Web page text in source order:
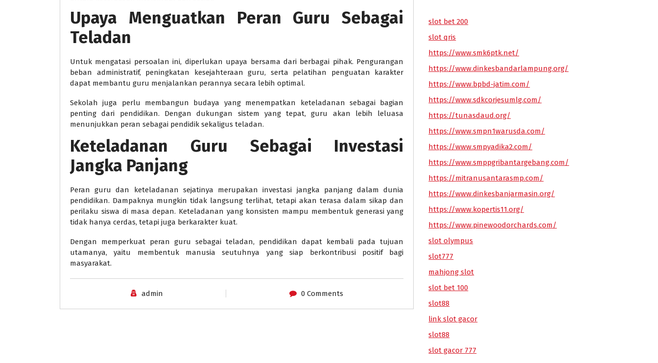
Upaya Menguatkan Peran Guru Sebagai
Teladan
Untuk mengatasi persoalan ini, diperlukan upaya bersama dari berbagai pihak. Pengurangan
beban administratif, peningkatan kesejahteraan guru, serta pelatihan penguatan karakter
dapat membantu guru menjalankan perannya secara lebih optimal.
Sekolah juga perlu membangun budaya yang menempatkan keteladanan sebagai bagian
penting dari pendidikan. Dengan dukungan sistem yang tepat, guru akan lebih leluasa
menunjukkan peran sebagai pendidik sekaligus teladan.
Keteladanan Guru Sebagai Investasi
Jangka Panjang
Peran guru dan keteladanan sejatinya merupakan investasi jangka panjang dalam dunia
pendidikan. Dampaknya mungkin tidak langsung terlihat, tetapi akan terasa dalam sikap dan
perilaku siswa di masa depan. Keteladanan yang konsisten mampu membentuk generasi yang
tidak hanya cerdas, tetapi juga berkarakter kuat.
Dengan memperkuat peran guru sebagai teladan, pendidikan dapat kembali pada tujuan
utamanya, yaitu membentuk manusia seutuhnya yang siap berkontribusi positif bagi
masyarakat.
admin 0 Comments
slot bet 200
slot qris
https://www.smk6ptk.net/
https://www.dinkesbandarlampung.org/
https://www.bpbd-jatim.com/
https://www.sdkcorjesumlg.com/
https://tunasdaud.org/
https://www.smpn1warusda.com/
https://www.smpyadika2.com/
https://www.smppgribantargebang.com/
https://mitranusantarasmp.com/
https://www.dinkesbanjarmasin.org/
https://www.kopertis11.org/
https://www.pinewoodorchards.com/
slot olympus
slot777
mahjong slot
slot bet 100
slot88
link slot gacor
slot88
slot gacor 777